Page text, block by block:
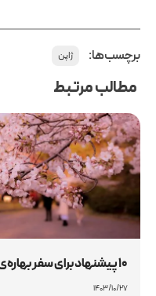
برچسب‌ها: ژاپن
مطالب مرتبط
10 پیشنهاد برای سفر بهاره‌ی ژاپن
۱۴۰۳/۱۰/۲۷